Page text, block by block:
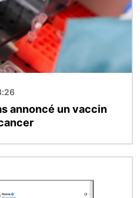
annoncé un vaccin